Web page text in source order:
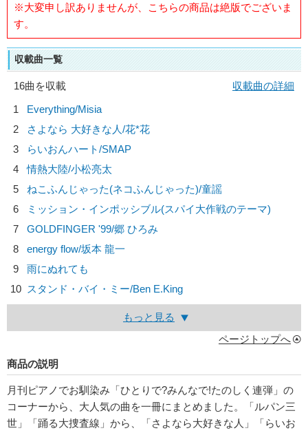
※大変申し訳ありませんが、こちらの商品は絶版でございま
す。
収載曲一覧
16曲を収載
収載曲の詳細
1
Everything/Misia
2
さよなら 大好きな人/花*花
3
らいおんハート/SMAP
4
情熱大陸/小松亮太
5
ねこふんじゃった(ネコふんじゃった)/童謡
6
ミッション・インポッシブル(スパイ大作戦のテーマ)
7
GOLDFINGER '99/郷 ひろみ
8
energy flow/坂本 龍一
9
雨にぬれても
10 スタンド・バイ・ミー/Ben E.King
もっと見る
ページトップへ
商品の説明
月刊ピアノでお馴染み「ひとりで?みんなで!たのしく連弾」の
コーナーから、大人気の曲を一冊にまとめました。「ルパン三
世」「踊る大捜査線」から、「さよなら大好きな人」「らいお